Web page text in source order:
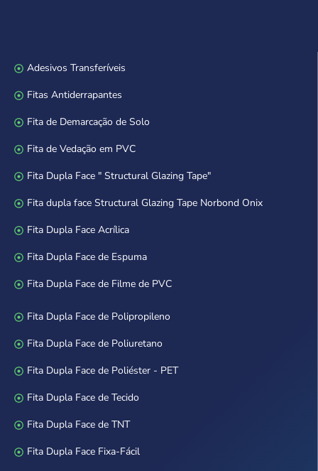
Adesivos Transferíveis
Fitas Antiderrapantes
Fita de Demarcação de Solo
Fita de Vedação em PVC
Fita Dupla Face " Structural Glazing Tape"
Fita dupla face Structural Glazing Tape Norbond Onix
Fita Dupla Face Acrílica
Fita Dupla Face de Espuma
Fita Dupla Face de Filme de PVC
Fita Dupla Face de Polipropileno
Fita Dupla Face de Poliuretano
Fita Dupla Face de Poliéster - PET
Fita Dupla Face de Tecido
Fita Dupla Face de TNT
Fita Dupla Face Fixa-Fácil